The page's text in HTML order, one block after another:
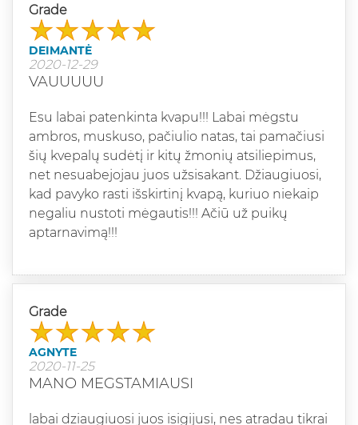
Grade
DEIMANTĖ
2020-12-29
VAUUUUU
Esu labai patenkinta kvapu!!! Labai mėgstu
ambros, muskuso, pačiulio natas, tai pamačiusi
šių kvepalų sudėtį ir kitų žmonių atsiliepimus,
net nesuabejojau juos užsisakant. Džiaugiuosi,
kad pavyko rasti išskirtinį kvapą, kuriuo niekaip
negaliu nustoti mėgautis!!! Ačiū už puikų
aptarnavimą!!!
Grade
AGNYTE
2020-11-25
MANO MEGSTAMIAUSI
labai dziaugiuosi juos isigijusi, nes atradau tikrai